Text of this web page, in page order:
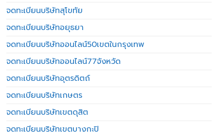
จดทะเบียนบริษัทสุโขทัย
จดทะเบียนบริษัทอยุธยา
จดทะเบียนบริษัทออนไลน์50เขตในกรุงเทพ
จดทะเบียนบริษัทออนไลน์77จังหวัด
จดทะเบียนบริษัทอุตรดิตถ์
จดทะเบียนบริษัทเกษตร
จดทะเบียนบริษัทเขตดุสิต
จดทะเบียนบริษัทเขตบางกะปิ